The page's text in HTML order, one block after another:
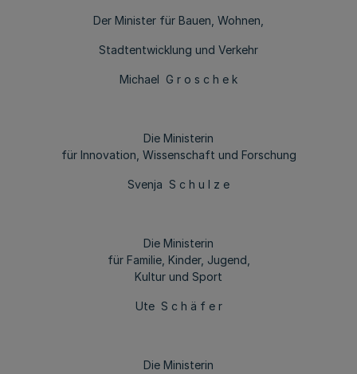
Der Minister für Bauen, Wohnen,
Stadtentwicklung und Verkehr
Michael G r o s c h e k
Die Ministerin
für Innovation, Wissenschaft und Forschung
Svenja S c h u l z e
Die Ministerin
für Familie, Kinder, Jugend,
Kultur und Sport
Ute S c h ä f e r
Die Ministerin